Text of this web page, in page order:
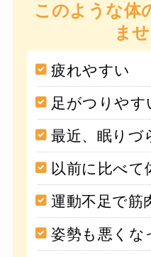
このような体
ま
疲れやすい
足がつりやす
最近、眠りづ
以前に比べて
運動不足で筋
姿勢も悪くな